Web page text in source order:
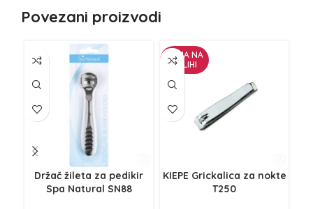
Povezani proizvodi
Držač žileta za pedikir
Spa Natural SN88
NEMA NA
ZALIHI
KIEPE Grickalica za nokte
T250